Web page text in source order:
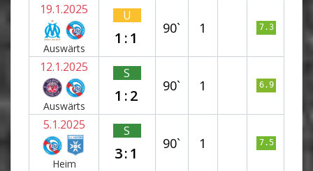
19.1.2025
Auswärts
U
1:1
90` 1 7.3
12.1.2025
Auswärts
S
1:2
90` 1 6.9
5.1.2025
Heim
S
3:1
90` 1 7.5